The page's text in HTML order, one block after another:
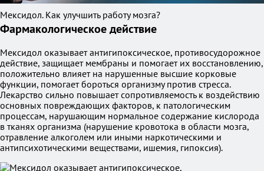
Мексидол. Как улучшить работу мозга?
Фармакологическое действие
Мексидол оказывает антигипоксическое, противосудорожное
действие, защищает мембраны и помогает их восстановлению,
положительно влияет на нарушенные высшие корковые
функции, помогает бороться организму против стресса.
Лекарство сильно повышает сопротивляемость к воздействию
основных повреждающих факторов, к патологическим
процессам, нарушающим нормальное содержание кислорода
в тканях организма (нарушение кровотока в области мозга,
отравление алкоголем или иными наркотическими и
антипсихотическими веществами, ишемия, гипоксия).